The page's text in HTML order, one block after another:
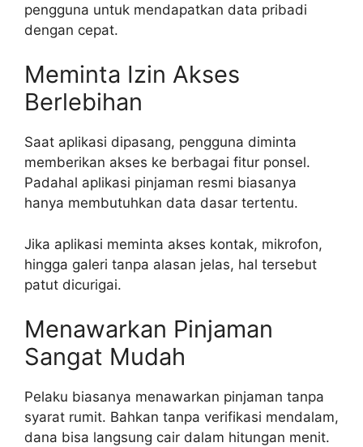
pengguna untuk mendapatkan data pribadi
dengan cepat.
Meminta Izin Akses
Berlebihan
Saat aplikasi dipasang, pengguna diminta
memberikan akses ke berbagai fitur ponsel.
Padahal aplikasi pinjaman resmi biasanya
hanya membutuhkan data dasar tertentu.
Jika aplikasi meminta akses kontak, mikrofon,
hingga galeri tanpa alasan jelas, hal tersebut
patut dicurigai.
Menawarkan Pinjaman
Sangat Mudah
Pelaku biasanya menawarkan pinjaman tanpa
syarat rumit. Bahkan tanpa verifikasi mendalam,
dana bisa langsung cair dalam hitungan menit.